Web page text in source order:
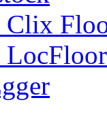
Clix
LocFloor